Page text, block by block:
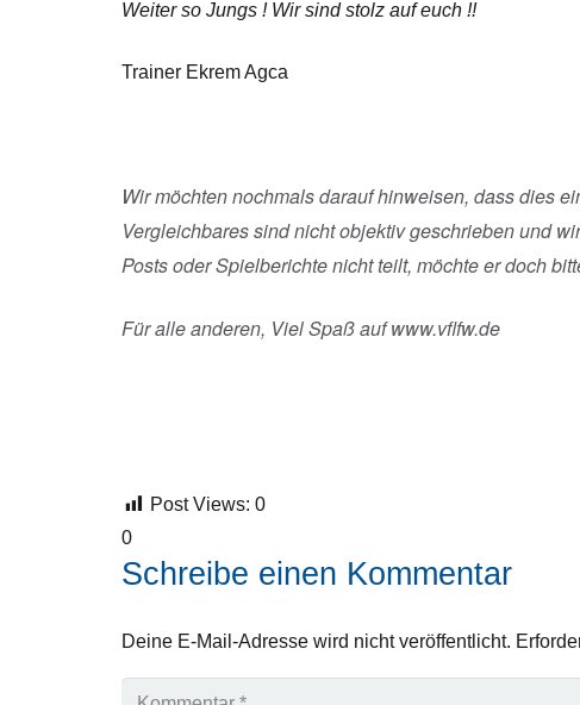
Weiter so Jungs ! Wir sind stolz auf euch !!
Trainer Ekrem Agca
Wir möchten nochmals darauf hinweisen, dass dies
Vergleichbares sind nicht objektiv geschrieben und
Posts oder Spielberichte nicht teilt, möchte er doch
Für alle anderen, Viel Spaß auf www.vflfw.de
Post Views: 0
0
Schreibe einen Kommentar
Deine E-Mail-Adresse wird nicht veröffentlicht.